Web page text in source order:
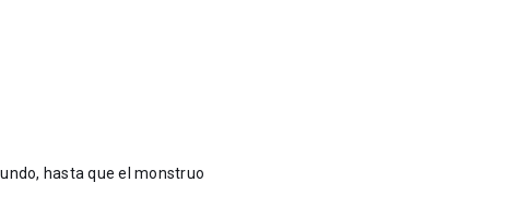
hasta que el monstruo